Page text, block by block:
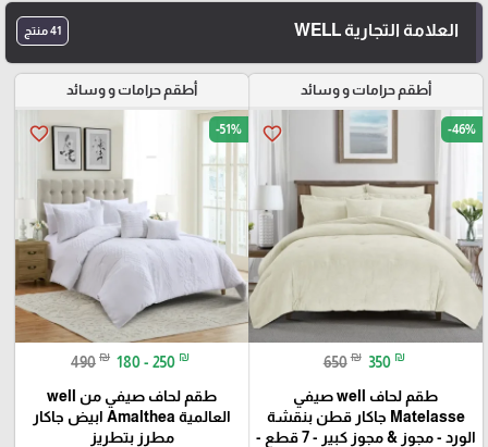
العلامة التجارية WELL 41 منتج
أطقم حرامات و وسائد
favorite_border -46%
650 ₪ 350 ₪
طقم لحاف well صيفي
Matelasse جاكار قطن بنقشة
الورد - مجوز & مجوز كبير - 7 قطع -
أطقم حرامات و وسائد
favorite_border -51%
490 ₪ 180 - 250 ₪
طقم لحاف صيفي من well
العالمية Amalthea ابيض جاكار
مطرز بتطريز